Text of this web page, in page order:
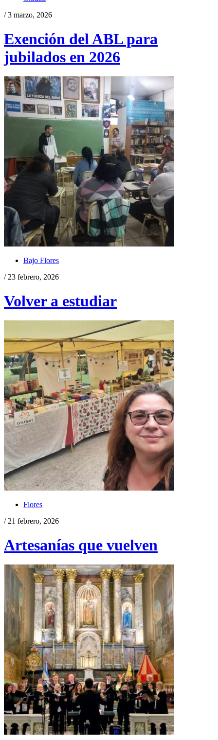
/ 3 marzo, 2026
Exención del ABL para
jubilados en 2026
Bajo Flores
/ 23 febrero, 2026
Volver a estudiar
Flores
/ 21 febrero, 2026
Artesanías que vuelven